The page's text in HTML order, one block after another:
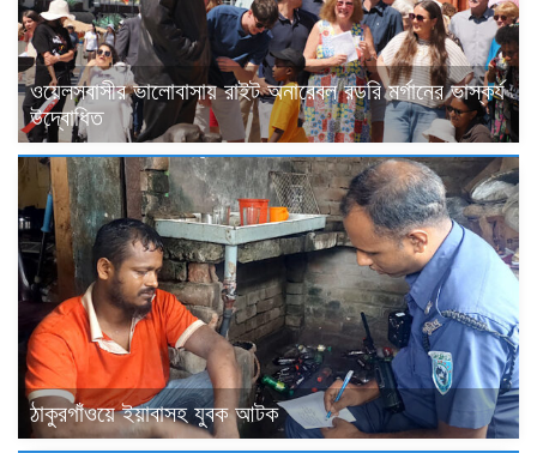
ওয়েলসবাসীর ভালোবাসায় রাইট অনারেবল রডরি মর্গানের ভাস্কর্য
উদ্বোধিত
ঠাকুরগাঁওয়ে ইয়াবাসহ যুবক আটক